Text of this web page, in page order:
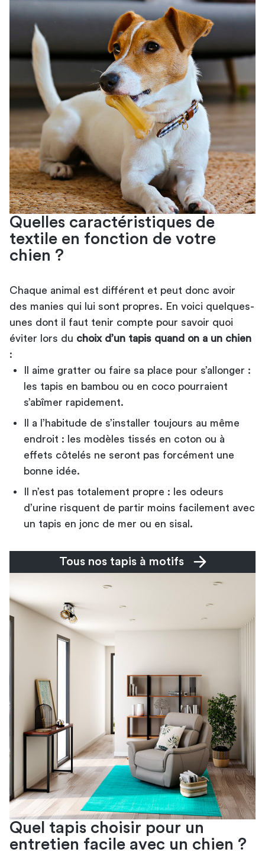
Quelles caractéristiques de
textile en fonction de votre
chien ?
Chaque animal est différent et peut donc avoir
des manies qui lui sont propres. En voici quelques-
unes dont il faut tenir compte pour savoir quoi
éviter lors du choix d’un tapis quand on a un chien
:
Il aime gratter ou faire sa place pour s’allonger :
les tapis en bambou ou en coco pourraient
s’abîmer rapidement.
Il a l’habitude de s’installer toujours au même
endroit : les modèles tissés en coton ou à
effets côtelés ne seront pas forcément une
bonne idée.
Il n’est pas totalement propre : les odeurs
d’urine risquent de partir moins facilement avec
un tapis en jonc de mer ou en sisal.
Tous nos tapis à motifs
Quel tapis choisir pour un
entretien facile avec un chien ?